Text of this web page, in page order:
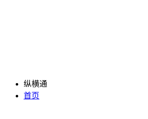
纵横通
首页